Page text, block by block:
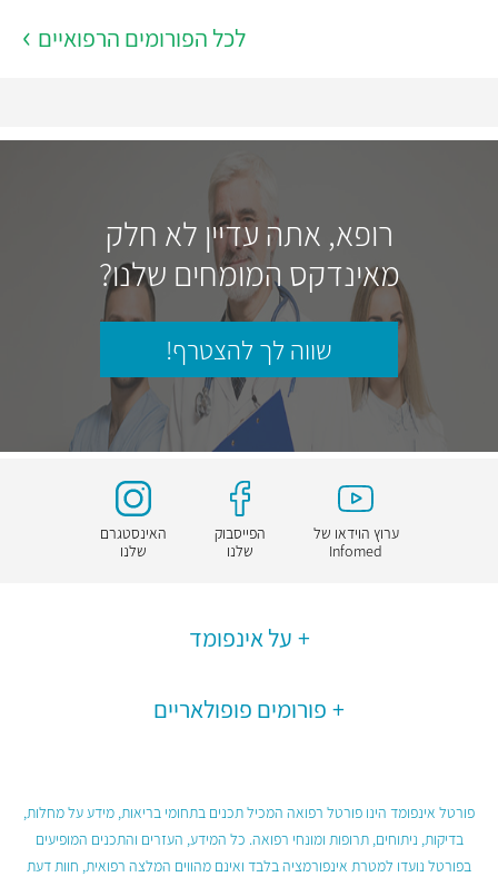
לכל הפורומים הרפואיים
רופא, אתה עדיין לא חלק
מאינדקס המומחים שלנו?
שווה לך להצטרף!
ערוץ הוידאו של
Infomed
הפייסבוק
שלנו
האינסטגרם
שלנו
על אינפומד
פורומים פופולאריים
פורטל אינפומד הינו פורטל רפואה המכיל תכנים בתחומי בריאות, מידע על מחלות,
בדיקות, ניתוחים, תרופות ומונחי רפואה. כל המידע, העזרים והתכנים המופיעים
בפורטל נועדו למטרת אינפורמציה בלבד ואינם מהווים המלצה רפואית, חוות דעת